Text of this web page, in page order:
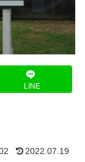
LINE
2022.07.19